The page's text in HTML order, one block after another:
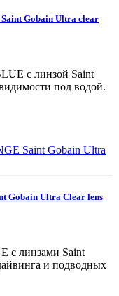
Gobain Ultra clear
с линзой Saint
под водой.
Gobain Ultra Clear lens
с линзами Saint
и подводных